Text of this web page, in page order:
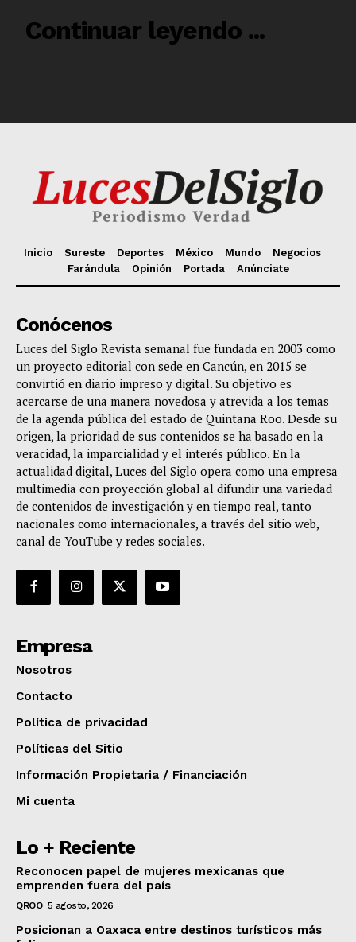
Inicio Sureste Deportes México Mundo
Negocios
Farándula
Opinión Portada Anúnciate
Conócenos
Luces del Siglo Revista semanal fue fundada en 2003 como
un proyecto editorial con sede en Cancún, en 2015 se
convirtió en diario impreso y digital. Su objetivo es
acercarse de una manera novedosa y atrevida a los temas
de la agenda pública del estado de Quintana Roo. Desde su
origen, la prioridad de sus contenidos se ha basado en la
veracidad, la imparcialidad y el interés público. En la
actualidad digital, Luces del Siglo opera como una empresa
multimedia con proyección global al difundir una variedad
de contenidos de investigación y en tiempo real, tanto
nacionales como internacionales, a través del sitio web,
canal de YouTube y redes sociales.
Empresa
Nosotros
Contacto
Política de privacidad
Políticas del Sitio
Información Propietaria / Financiación
Mi cuenta
Lo + Reciente
Reconocen papel de mujeres mexicanas que
emprenden fuera del país
QROO 5 agosto, 2026
Posicionan a Oaxaca entre destinos turísticos más